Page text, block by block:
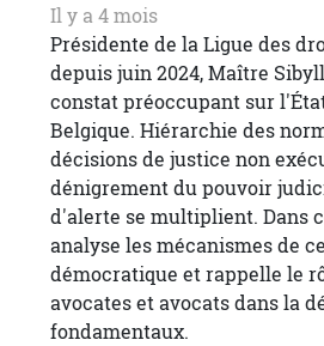
Il y a 4 mois
Présidente de la Ligue des
depuis juin 2024, Maître
constat préoccupant sur
Belgique. Hiérarchie des
décisions de justice non
dénigrement du pouvoir
d'alerte se multiplient. Dans
analyse les mécanismes de
démocratique et rappelle le
avocates et avocats dans la
fondamentaux.